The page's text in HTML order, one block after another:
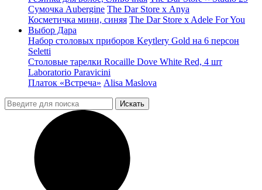
Сумочка Aubergine The Dar Store x Anya
Косметичка мини, синяя The Dar Store x Adele For You
Выбор Дара
Набор столовых приборов Keytlery Gold на 6 персон
Seletti
Столовые тарелки Rocaille Dove White Red, 4 шт
Laboratorio Paravicini
Платок «Встреча» Alisa Maslova